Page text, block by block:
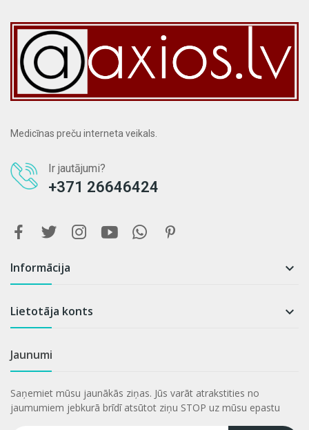
Medicīnas preču interneta veikals.
Ir jautājumi?
+371 26646424
Informācija 
Lietotāja konts 
Jaunumi
Saņemiet mūsu jaunākās ziņas. Jūs varāt atrakstities no
jaumumiem jebkurā brīdī atsūtot ziņu STOP uz mūsu epastu